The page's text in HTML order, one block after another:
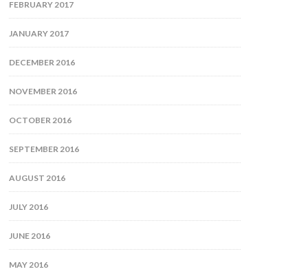
FEBRUARY 2017
JANUARY 2017
DECEMBER 2016
NOVEMBER 2016
OCTOBER 2016
SEPTEMBER 2016
AUGUST 2016
JULY 2016
JUNE 2016
MAY 2016